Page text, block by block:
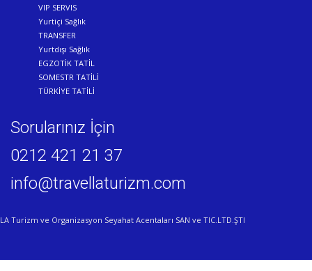
VIP SERVIS
Yurtiçi Sağlık
TRANSFER
Yurtdışı Sağlık
EGZOTİK TATİL
SOMESTR TATİLİ
TÜRKİYE TATİLİ
Sorularınız İçin
0212 421 21 37
info@travellaturizm.com
LA Turizm ve Organizasyon Seyahat Acentaları SAN ve TIC.LTD.ŞTI